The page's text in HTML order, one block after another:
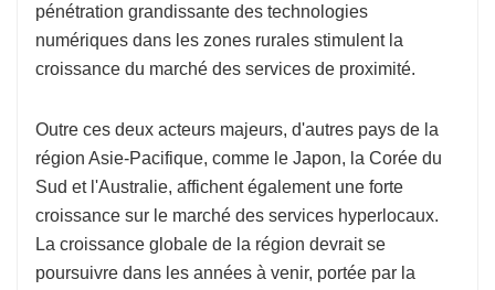
pénétration grandissante des technologies
numériques dans les zones rurales stimulent la
croissance du marché des services de proximité.
Outre ces deux acteurs majeurs, d'autres pays de la
région Asie-Pacifique, comme le Japon, la Corée du
Sud et l'Australie, affichent également une forte
croissance sur le marché des services hyperlocaux.
La croissance globale de la région devrait se
poursuivre dans les années à venir, portée par la